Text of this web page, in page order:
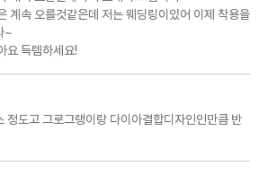
계속 오를것같은데 저는 웨딩링이있어 이제 착용을
~
요 득템하세요!
정도고 그로그랭이랑 다이아결합디자인인만큼 반